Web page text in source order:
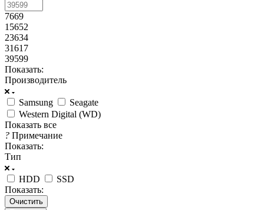
7669
15652
23634
31617
39599
Показать:
Производитель
Samsung
Seagate
Western Digital (WD)
Показать все
? Примечание
Показать:
Тип
HDD
SSD
Показать:
Очистить